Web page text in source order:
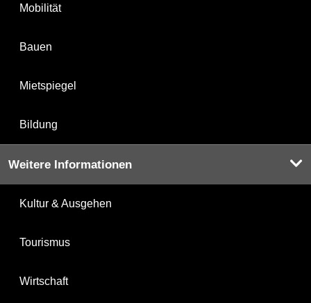
Mobilität
Bauen
Mietspiegel
Bildung
Weitere Informationen
Kultur & Ausgehen
Tourismus
Wirtschaft